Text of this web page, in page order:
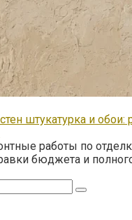
штукатурка и обои:
работы по
бюджета и